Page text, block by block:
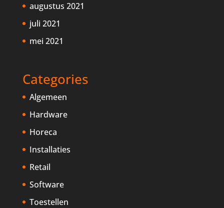
augustus 2021
juli 2021
mei 2021
Categories
Algemeen
Hardware
Horeca
Installaties
Retail
Software
Toestellen